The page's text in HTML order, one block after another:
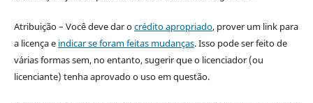
Atribuição – Você deve dar ocrédito apropriado, prover um link para
a licença e indicar se foram feitas mudanças. Isso pode ser feito de
várias formas sem, no entanto, sugerir que o licenciador (ou
licenciante) tenha aprovado o uso em questão.